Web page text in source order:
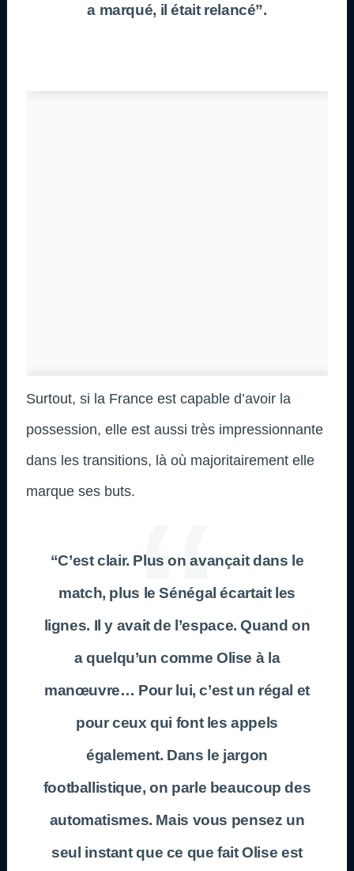
a marqué, il était relancé”.
Surtout, si la France est capable d’avoir la
possession, elle est aussi très impressionnante
dans les transitions, là où majoritairement elle
marque ses buts.
“C’est clair. Plus on avançait dans le
match, plus le Sénégal écartait les
lignes. Il y avait de l’espace. Quand on
a quelqu’un comme Olise à la
manœuvre… Pour lui, c’est un régal et
pour ceux qui font les appels
également. Dans le jargon
footballistique, on parle beaucoup des
automatismes. Mais vous pensez un
seul instant que ce que fait Olise est